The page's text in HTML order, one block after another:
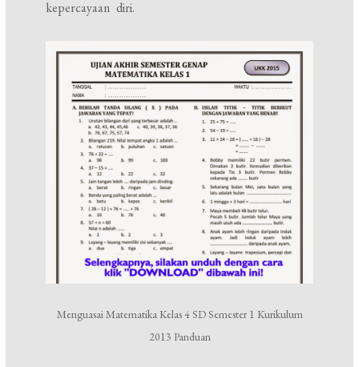
kepercayaan diri.
Menguasai Matematika Kelas 4 SD Semester 1 Kurikulum
2013 Panduan